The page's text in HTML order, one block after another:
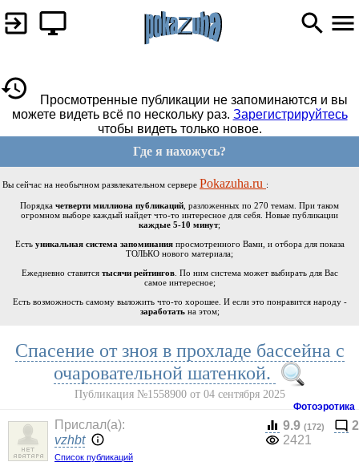
Просмотренные публикации не запоминаются и вы
можете видеть всё по нескольку раз. Зарегистрируйтесь
чтобы видеть только новое.
Где я нахожусь?
Вы сейчас на необычном развлекательном сервере Pokazuha.ru :
Порядка четверти миллиона публикаций , разложенных по 270 темам. При таком
огромном выборе каждый найдет что-то интересное для себя. Новые публикации
каждые 5-10 минут;
Есть уникальная система запоминания просмотренного Вами, и отбора для показа
ТОЛЬКО нового материала;
Ежедневно ставятся тысячи рейтингов. По ним система может выбирать для Вас
самое интересное;
Есть возможность самому выложить что-то хорошее. И если это понравится народу -
заработатьна этом;
Спасение от зноя в прохладе бассейна с
очаровательной шатенкой.
Публикация №1558900 от 04 сентября 2025
Фотоэротика
Прислал(a):
vzhbt
Список публикаций
9.9 (172)
2
2421